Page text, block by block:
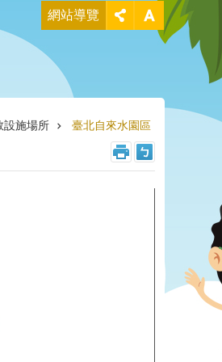
網站導覽
設施場所 臺北自來水園區